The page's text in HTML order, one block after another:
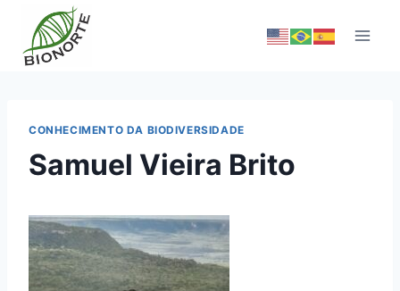
CONHECIMENTO DA BIODIVERSIDADE
Samuel Vieira Brito